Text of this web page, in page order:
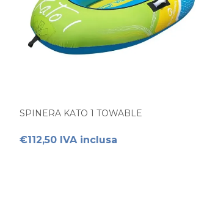
SPINERA KATO 1 TOWABLE
€112,50 IVA inclusa